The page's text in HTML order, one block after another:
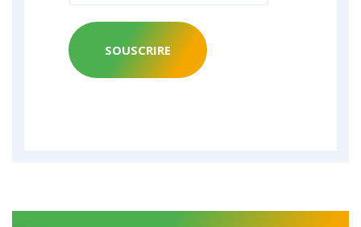
SOUSCRIRE